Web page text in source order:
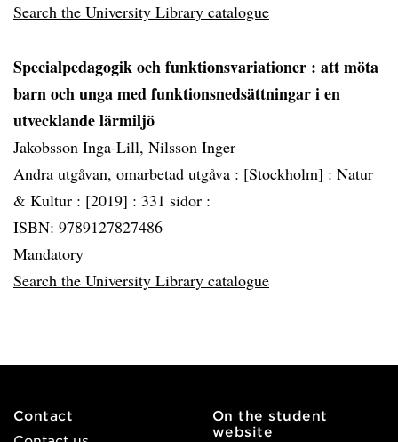
Search the University Library catalogue
Specialpedagogik och funktionsvariationer : att möta
barn och unga med funktionsnedsättningar i en
utvecklande lärmiljö
Jakobsson Inga-Lill, Nilsson Inger
Andra utgåvan, omarbetad utgåva : [Stockholm] : Natur
& Kultur : [2019] : 331 sidor :
ISBN: 9789127827486
Mandatory
Search the University Library catalogue
Contact
On the student
website